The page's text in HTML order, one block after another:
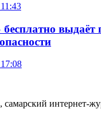
бесплатно
самарский интернет-